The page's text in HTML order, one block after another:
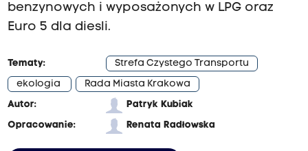
benzynowych i wyposażonych w LPG oraz
Euro 5 dla diesli.
Tematy:
Strefa Czystego Transportu
ekologia
Rada Miasta Krakowa
Autor:
Patryk Kubiak
Opracowanie:
Renata Radłowska